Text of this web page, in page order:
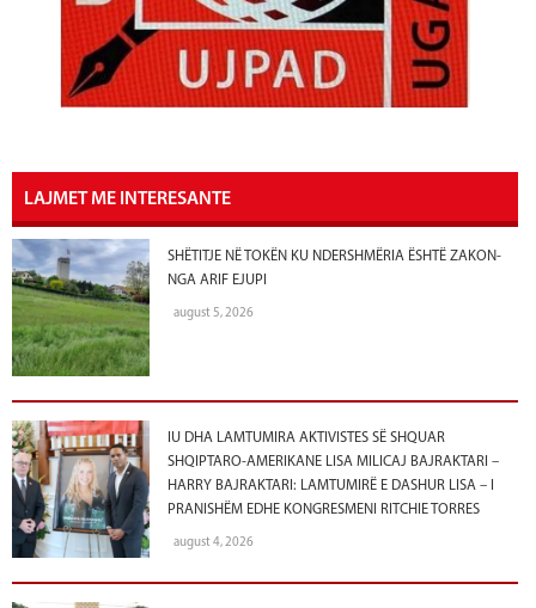
LAJMET ME INTERESANTE
SHËTITJE NË TOKËN KU NDERSHMËRIA ËSHTË ZAKON-
NGA ARIF EJUPI
august 5, 2026
IU DHA LAMTUMIRA AKTIVISTES SË SHQUAR
SHQIPTARO-AMERIKANE LISA MILICAJ BAJRAKTARI –
HARRY BAJRAKTARI: LAMTUMIRË E DASHUR LISA – I
PRANISHËM EDHE KONGRESMENI RITCHIE TORRES
august 4, 2026